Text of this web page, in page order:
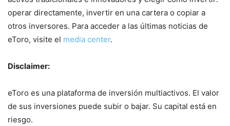
operar directamente, invertir en una cartera o copiar a
otros inversores. Para acceder a las últimas noticias de
eToro, visite el media center.
Disclaimer:
eToro es una plataforma de inversión multiactivos. El valor
de sus inversiones puede subir o bajar. Su capital está en
riesgo.